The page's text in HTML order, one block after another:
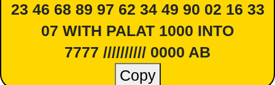
23 46 68 89 97 62 34 49 90 02 16 33
07 WITH PALAT 1000 INTO
7777 ////////// 0000 AB
Copy